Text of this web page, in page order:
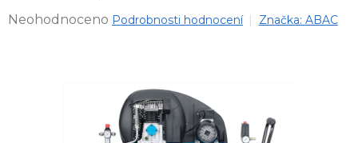
Průměrné
Neohodnoceno Podrobnosti hodnocení Značka: ABAC